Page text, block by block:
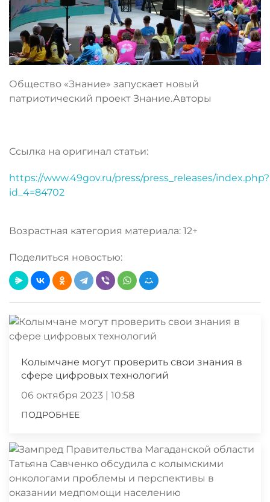
Общество «Знание» запускает новый
патриотический проект Знание.Авторы
Ссылка на оригинал статьи:
https://www.49gov.ru/press/press_releases/index.php?
id_4=84702
Возрастная категория материала: 12+
Поделиться новостью:
Колымчане могут проверить свои знания в
сфере цифровых технологий
06 октября 2023 | 10:58
ПОДРОБНЕЕ